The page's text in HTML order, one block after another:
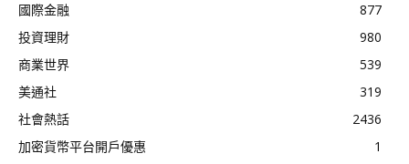
國際金融
877
投資理財
980
商業世界
539
美通社
319
社會熱話
2436
加密貨幣平台開戶優惠
1